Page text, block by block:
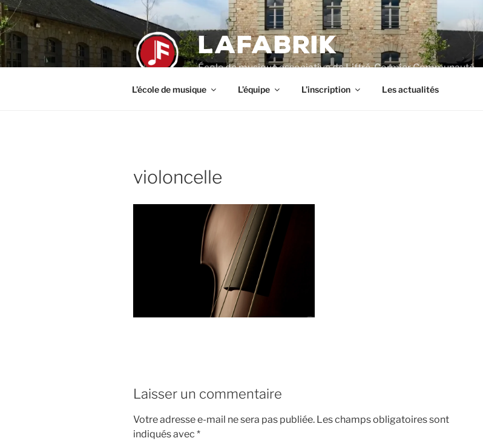
Aller
au
contenu
principal
LAFABRIK
École de musique associative de Liffré-Cormier Communauté
L’école de musique L’équipe L’inscription Les actualités
violoncelle
Laisser un commentaire
Votre adresse e-mail ne sera pas publiée. Les champs obligatoires sont
indiqués avec *